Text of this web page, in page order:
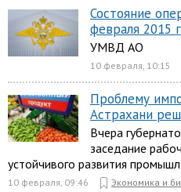
Состояние
февраля 2015
УМВД АО
10 февраля, 10:15
Проблему
Астрахани
Вчера
заседание
устойчивого развития
10 февраля, 09:46 Экономика и